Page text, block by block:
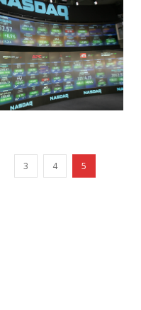
3 4 5